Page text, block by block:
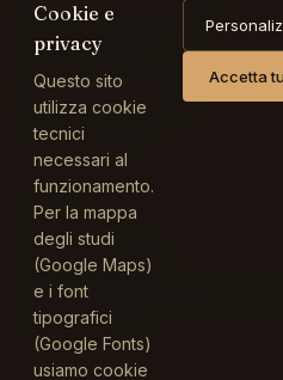
Via Umberto Giordano, 96
00124 Roma RM
Studio Dott. Miraglia
Viale Giulio Cesare, 47
00192 Roma RM
ORARI
Su appuntamento
Telefona o scrivi tramite il
l'appuntamento.
Cookie e
privacy
Questo sito
utilizza cookie
tecnici
necessari al
funzionamento.
Per la mappa
degli studi
(Google Maps)
e i font
tipografici
(Google Fonts)
usiamo cookie
Accetta